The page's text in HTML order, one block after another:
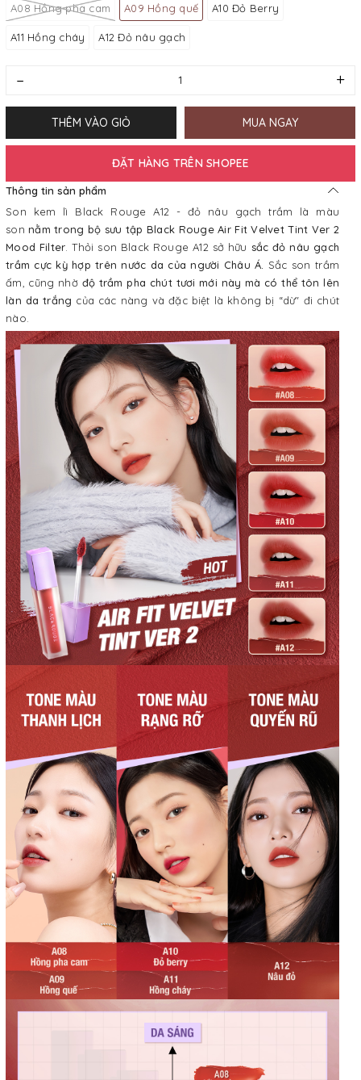
A08 Hồng pha cam A09 Hồng quế A10 Đỏ Berry
A11 Hồng cháy A12 Đỏ nâu gạch
– +
THÊM VÀO GIỎ MUA NGAY
ĐẶT HÀNG TRÊN SHOPEE
Thông tin sản phẩm
Son kem lì Black Rouge A12 - đỏ nâu gạch trầm là màu
sonnằm trong bộ sưu tập Black Rouge Air Fit Velvet Tint Ver 2
Mood Filter . Thỏi son Black Rouge A12 sở hữu sắc đỏ nâu gạch
trầm cực kỳ hợp trên nước da của người Châu Á. Sắc son trầm
ấm, cũng nhờ độ trầm pha chút tươi mới này mà có thể tôn lên
làn da trắng của các nàng và đặc biệt là không bị “dừ" đi chút
nào.